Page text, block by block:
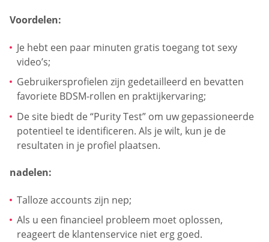
Voordelen:
Je hebt een paar minuten gratis toegang tot sexy
video’s;
Gebruikersprofielen zijn gedetailleerd en bevatten
favoriete BDSM-rollen en praktijkervaring;
De site biedt de “Purity Test” om uw gepassioneerde
potentieel te identificeren. Als je wilt, kun je de
resultaten in je profiel plaatsen.
nadelen:
Talloze accounts zijn nep;
Als u een financieel probleem moet oplossen,
reageert de klantenservice niet erg goed.